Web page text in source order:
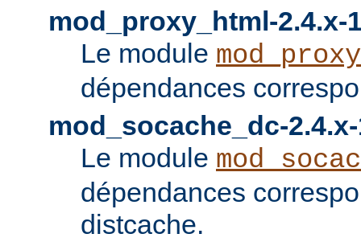
mod_proxy_html-2.4.x-
Le module
dépendances
mod_socache_dc-
Le module
dépendances
distcache.